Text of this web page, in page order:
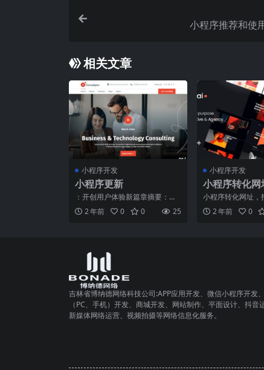
小程序推荐和使
相关文章
小程序开发
小程序更新
：开创用户体验新篇章摘要：随
着移动互联网的蓬勃发展，小程
序已成为企业与用户之间紧
2 年前 0 0 25
小程序开发
小程序转化网
小程序转化网址，
限制，开启全新营
动互联网的快速发
2 年前 0
吉林省博纳德网络科技公司:APP应用开发、微信小程序开发
（PC、手机）开发、商城开发、网站制作、平面设计、抖音
新媒体网络运营、视频拍摄等网络信息化服务。